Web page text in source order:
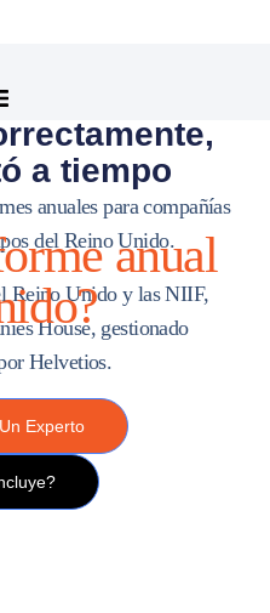
Unido:
a tiempo
anuales para compañías
del Reino Unido.
Reino Unido y las NIIF,
House, gestionado
Helvetios.
Experto
anual